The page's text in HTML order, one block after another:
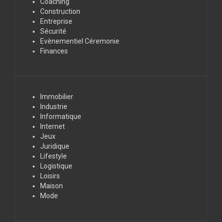
Construction
Entreprise
Sécurité
Evènementiel Céremonie
Finances
Immobilier
Industrie
Informatique
Internet
Jeux
Juridique
Lifestyle
Logistique
Loisirs
Maison
Mode